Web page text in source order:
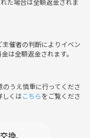
士業の方
リーランス経営者、
キュベーター等
が、これからビジネ
い！
ている！
た場合は全額返金されま
催者の判断によりイベン
は全額返金されます。
うえ慎重に行ってくださ
しくはこちらをご覧くださ